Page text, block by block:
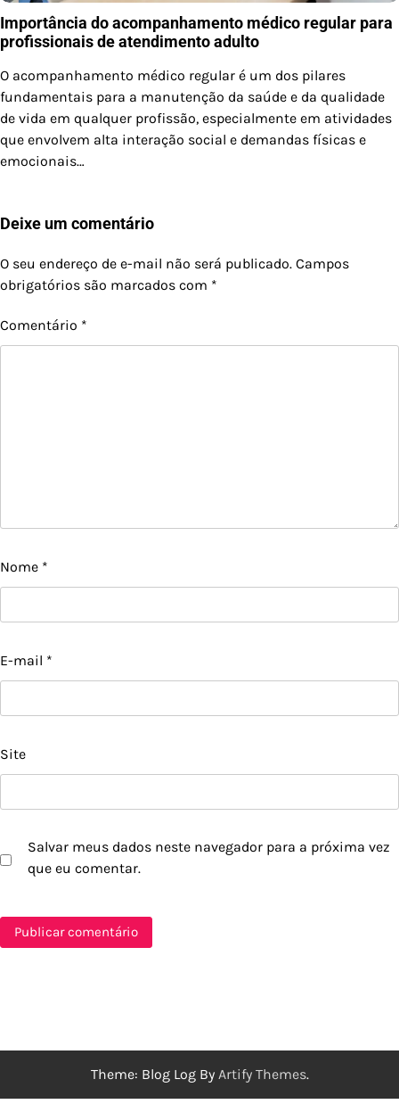
Importância do acompanhamento médico regular para
profissionais de atendimento adulto
O acompanhamento médico regular é um dos pilares
fundamentais para a manutenção da saúde e da qualidade
de vida em qualquer profissão, especialmente em atividades
que envolvem alta interação social e demandas físicas e
emocionais…
Deixe um comentário
O seu endereço de e-mail não será publicado. Campos
obrigatórios são marcados com *
Comentário *
Nome *
E-mail *
Site
Salvar meus dados neste navegador para a próxima vez
que eu comentar.
Theme: Blog Log By Artify Themes.